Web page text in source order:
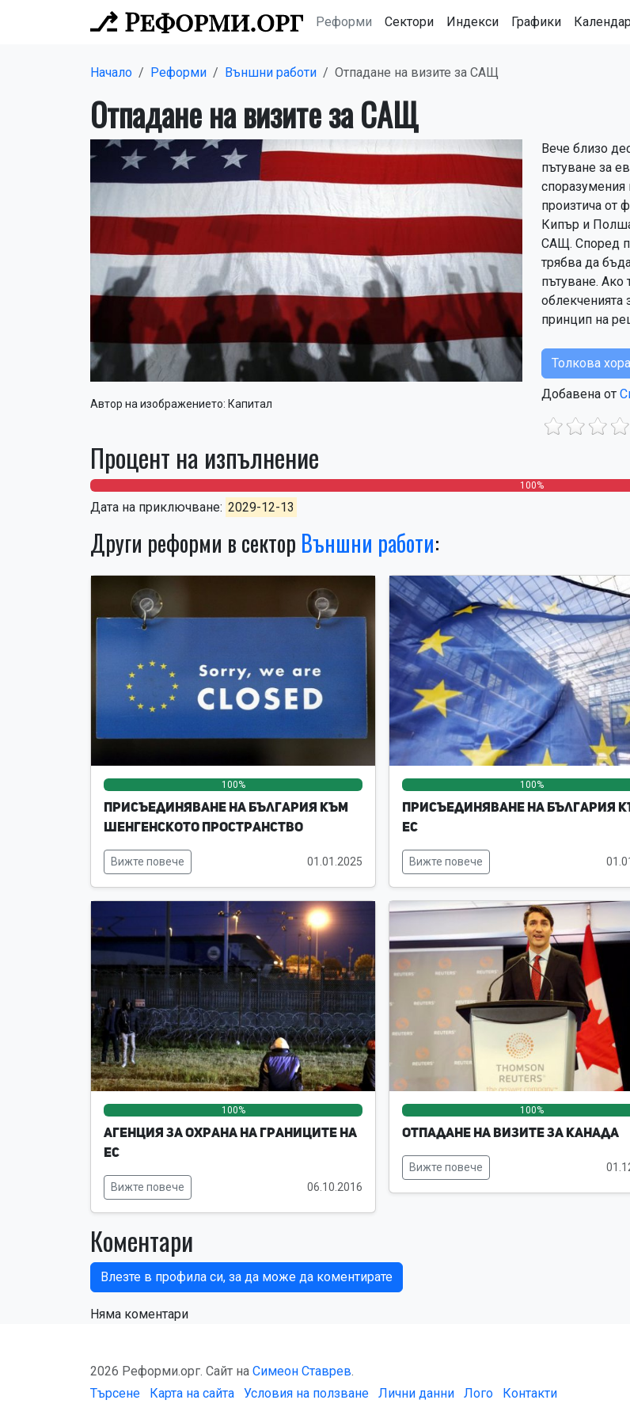
Реформи Сектори Индекси Графики Календар
Начало Реформи Външни работи Отпадане на визите за САЩ
Отпадане на визите за САЩ
Автор на изображението: Капитал
Вече близо
пътуване за
споразумения
произтича от
Кипър и Полша
САЩ. Според
трябва да
пътуване.
облекченията
принцип на
Толкова
Добавена от
Процент на изпълнение
0%
0% 100%
Дата на приключване: 2029-12-13
Други реформи в сектор Външни работи:
100%
Присъединяване на България към
Шенгенското пространство
Вижте повече 01.01.2025
100%
Присъединяване на България
ЕС
Вижте повече
100%
Агенция за охрана на границите на
ЕС
Вижте повече 06.10.2016
100%
Отпадане на визите за Канада
Вижте повече
Коментари
Влезте в профила си, за да може да коментирате
Няма коментари
2026 Реформи.орг. Сайт на Симеон Ставрев.
Търсене
Карта на сайта Условия на ползване Лични данни Лого Контакти